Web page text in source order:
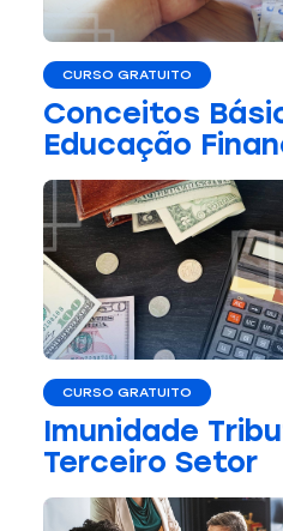
CURSO GRATUITO
Conceitos
Educação
CURSO GRATUITO
Imunidade
Terceiro Setor